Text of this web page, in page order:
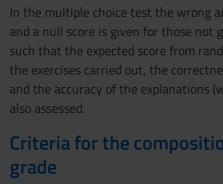
In the multiple choice test the wrong
and a null score is given for those not
such that the expected score from
the exercises carried out, the
and the accuracy of the explanations
also assessed.
Criteria for the
grade